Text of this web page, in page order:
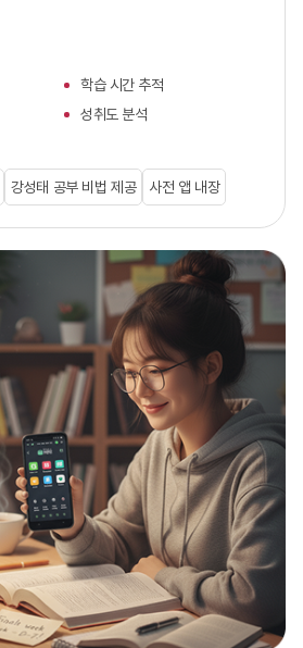
학습 시간 추적
성취도 분석
강성태 공부 비법 제공 사전 앱 내장